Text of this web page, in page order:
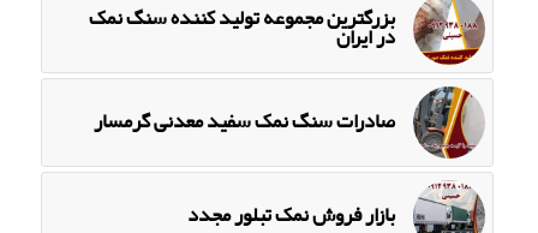
بزرگترین مجموعه تولید کننده سنگ نمک
در ایران
صادرات سنگ نمک سفید معدنی گرمسار
بازار فروش نمک تبلور مجدد